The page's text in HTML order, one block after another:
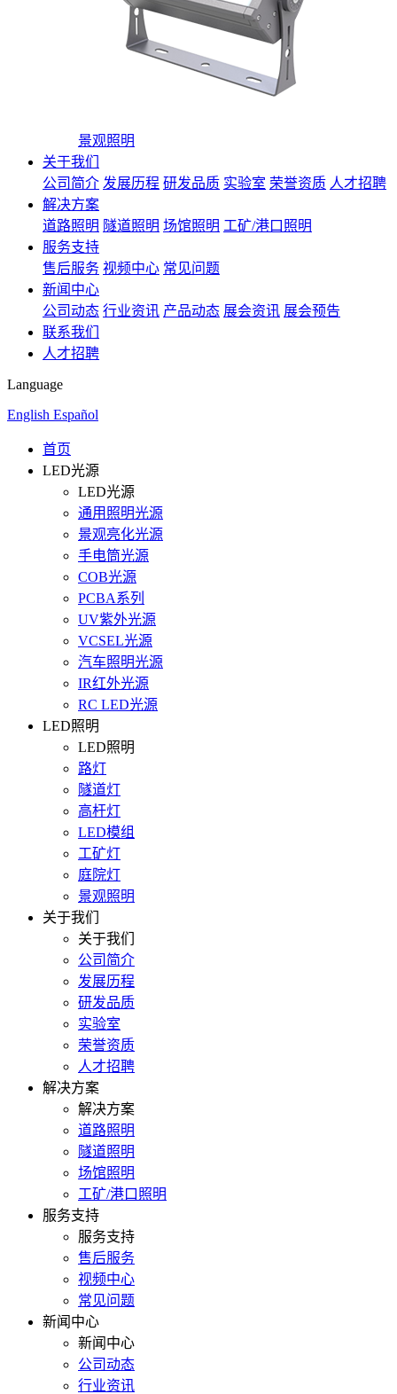
景观照明
关于我们
公司简介 发展历程 研发品质 实验室 荣誉资质 人才招聘
解决方案
道路照明 隧道照明 场馆照明 工矿/港口照明
服务支持
售后服务 视频中心 常见问题
新闻中心
公司动态 行业资讯 产品动态 展会资讯 展会预告
联系我们
人才招聘
Language
English Español
首页
LED光源
LED光源
通用照明光源
景观亮化光源
手电筒光源
COB光源
PCBA系列
UV紫外光源
VCSEL光源
汽车照明光源
IR红外光源
RC LED光源
LED照明
LED照明
路灯
隧道灯
高杆灯
LED模组
工矿灯
庭院灯
景观照明
关于我们
关于我们
公司简介
发展历程
研发品质
实验室
荣誉资质
人才招聘
解决方案
解决方案
道路照明
隧道照明
场馆照明
工矿/港口照明
服务支持
服务支持
售后服务
视频中心
常见问题
新闻中心
新闻中心
公司动态
行业资讯